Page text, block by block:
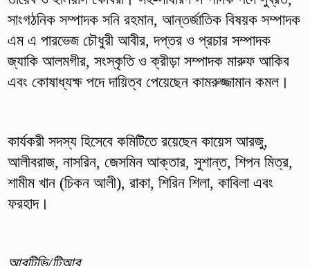
সাংগঠনিক সম্পাদক সনি রহমান, আন্তর্জাতিক বিষয়ক সম্পাদক
এম এ পারভেজ চৌধুরী আবীর, দপ্তর ও প্রচার সম্পাদক
জ্যাকি আলমগীর, সংস্কৃতি ও ক্রীড়া সম্পাদক মারুফ আকিব
এবং কোষাধ্যক্ষ পদে দায়িত্ব পেয়েছেন কামরুজ্জামান কমল।
কার্যকরী সদস্য হিসেবে কমিটিতে রয়েছেন কায়েস আরজু,
আলীবরাজ, নাসরিন, জেসমিন আক্তার, সুশান্ত, শিপন মিত্র,
শামীম খান (চিকন আলী), রাকা, শিরিন শিলা, কাবিলা এবং
ফরহাদ।